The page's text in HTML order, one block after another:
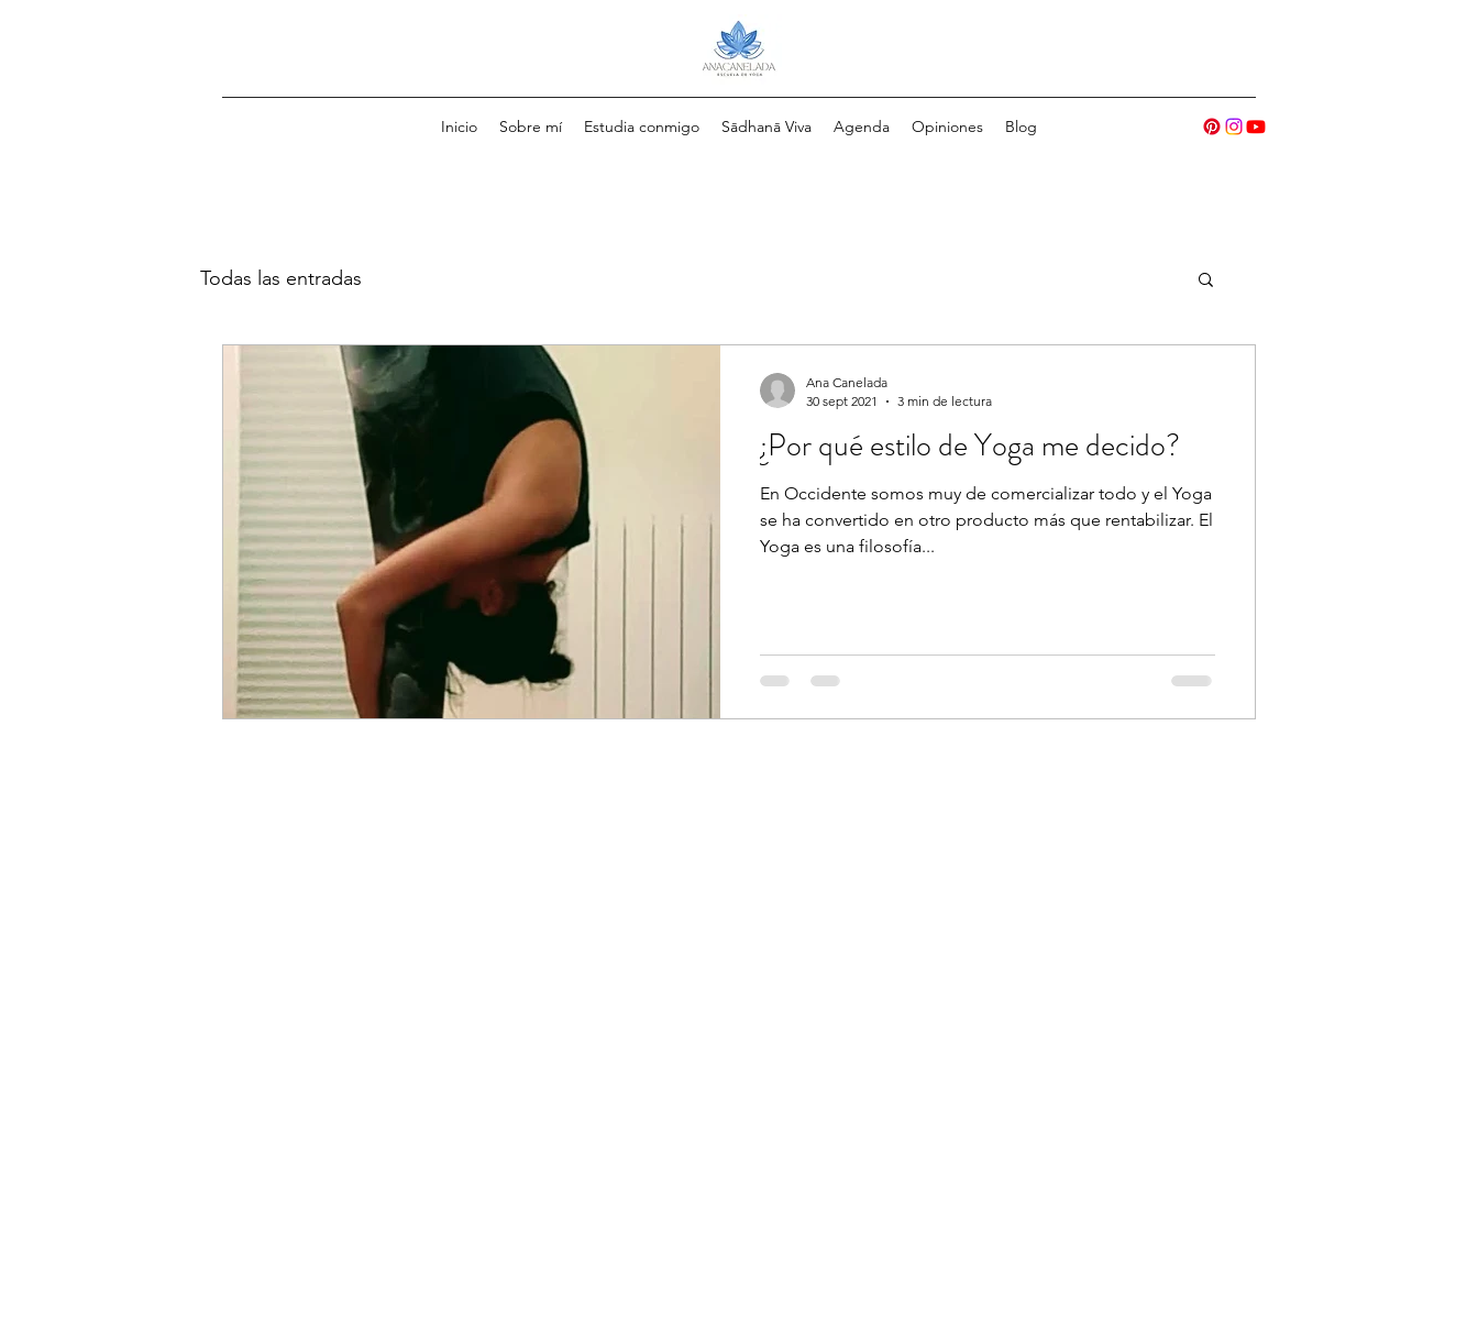
Inicio Sobre mí Estudia conmigo Sādhanā Viva Agenda Opiniones Blog
Todas las entradas
¿Por qué estilo de Yoga me decido?
En Occidente somos muy de comercializar todo y el Yoga
se ha convertido en otro producto más que rentabilizar. El
Yoga es una filosofía...
Ana Canelada
30 sept 2021
3 min de lectura